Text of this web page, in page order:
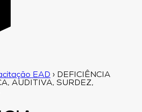
EAD › DEFICIÊNCIA
AUDITIVA, SURDEZ,